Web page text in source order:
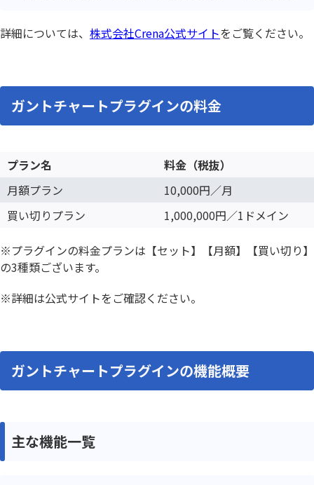
詳細については、 株式会社Crena公式サイトをご覧ください。
ガントチャートプラグインの料金
プラン名
料金（税抜）
月額プラン
10,000円／月
買い切りプラン
1,000,000円／1ドメイン
※プラグインの料金プランは【セット】【月額】【買い切り】
の3種類ございます。
※詳細は公式サイトをご確認ください。
ガントチャートプラグインの機能概要
主な機能一覧